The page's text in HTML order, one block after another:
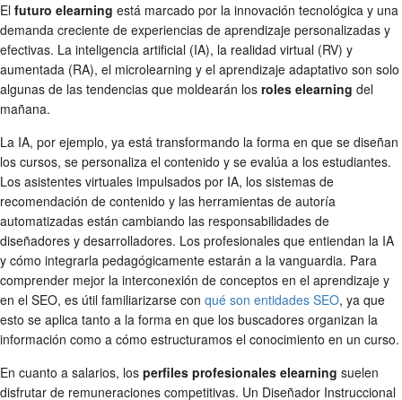
El futuro elearning está marcado por la innovación tecnológica y una
demanda creciente de experiencias de aprendizaje personalizadas y
efectivas. La inteligencia artificial (IA), la realidad virtual (RV) y
aumentada (RA), el microlearning y el aprendizaje adaptativo son solo
algunas de las tendencias que moldearán los roles elearning del
mañana.
La IA, por ejemplo, ya está transformando la forma en que se diseñan
los cursos, se personaliza el contenido y se evalúa a los estudiantes.
Los asistentes virtuales impulsados por IA, los sistemas de
recomendación de contenido y las herramientas de autoría
automatizadas están cambiando las responsabilidades de
diseñadores y desarrolladores. Los profesionales que entiendan la IA
y cómo integrarla pedagógicamente estarán a la vanguardia. Para
comprender mejor la interconexión de conceptos en el aprendizaje y
en el SEO, es útil familiarizarse con qué son entidades SEO, ya que
esto se aplica tanto a la forma en que los buscadores organizan la
información como a cómo estructuramos el conocimiento en un curso.
En cuanto a salarios, los perfiles profesionales elearning suelen
disfrutar de remuneraciones competitivas. Un Diseñador Instruccional